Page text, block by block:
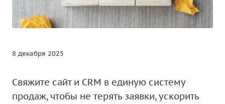
8 декабря 2025
Свяжите сайт и CRM в единую систему
продаж, чтобы не терять заявки, ускорить